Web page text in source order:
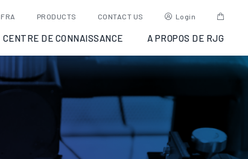
FRA PRODUCTS CONTACT US Login
CENTRE DE CONNAISSANCE A PROPOS DE RJG